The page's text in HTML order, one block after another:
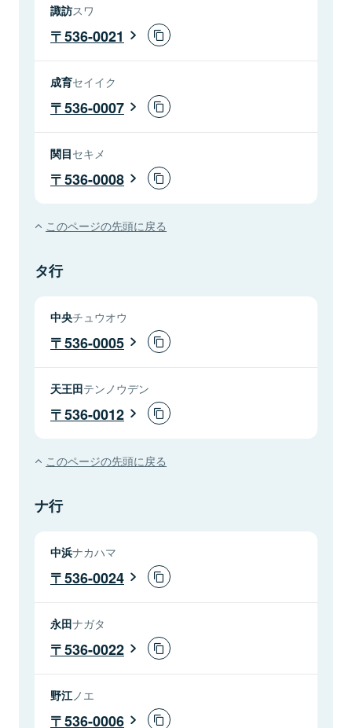
諏訪スワ
536-0021
成育セイイク
536-0007
関目セキメ
536-0008
このページの先頭に戻る
タ行
中央チュウオウ
536-0005
天王田テンノウデン
536-0012
このページの先頭に戻る
ナ行
中浜ナカハマ
536-0024
永田ナガタ
536-0022
野江 ノエ
536-0006